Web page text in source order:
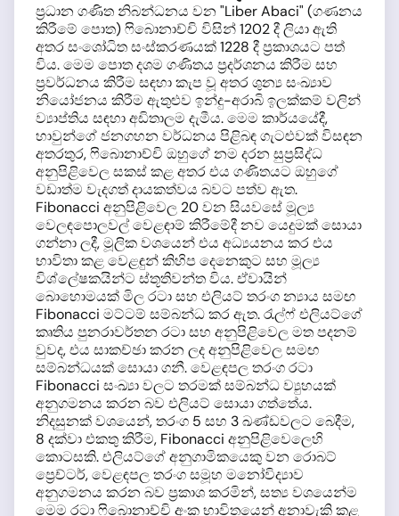
ප්‍රධාන ගණිත නිබන්ධනය වන "Liber Abaci" (ගණනය
කිරීමේ පොත) ෆිබොනාච්චි විසින් 1202 දී ලියා ඇති
අතර සංශෝධිත සංස්කරණයක් 1228 දී ප්‍රකාශයට පත්
විය. මෙම පොත දශම ගණිතය ප්‍රදර්ශනය කිරීම සහ
ප්‍රවර්ධනය කිරීම සඳහා කැප වූ අතර ශුන්‍ය සංඛ්‍යාව
නියෝජනය කිරීම ඇතුළුව ඉන්දු-අරාබි ඉලක්කම් වලින්
ව්‍යාප්තිය සඳහා අඩිතාලම දැමීය. මෙම කාර්යයේදී,
හාවුන්ගේ ජනගහන වර්ධනය පිළිබඳ ගැටළුවක් විසඳන
අතරතුර, ෆිබොනාච්චි ඔහුගේ නම දරන සුප්‍රසිද්ධ
අනුපිළිවෙල සකස් කළ අතර එය ගණිතයට ඔහුගේ
වඩාත්ම වැදගත් දායකත්වය බවට පත්ව ඇත.
Fibonacci අනුපිළිවෙල 20 වන සියවසේ මූල්‍ය
වෙලඳපොලවල් වෙළඳාම් කිරීමේදී නව යෙදුමක් සොයා
ගන්නා ලදී, මූලික වශයෙන් එය අධ්‍යයනය කර එය
භාවිතා කළ වෙළඳුන් කිහිප දෙනෙකුට සහ මූල්‍ය
විශ්ලේෂකයින්ට ස්තූතිවන්ත විය. ඒවායින්
බොහොමයක් මිල රටා සහ එලියට් තරංග න්‍යාය සමඟ
Fibonacci මට්ටම් සම්බන්ධ කර ඇත. රැල්ෆ් එලියට්ගේ
කෘතිය පුනරාවර්තන රටා සහ අනුපිළිවෙල මත පදනම්
වුවද, එය සාකච්ඡා කරන ලද අනුපිළිවෙල සමඟ
සම්බන්ධයක් සොයා ගනී. වෙළඳපල තරංග රටා
Fibonacci සංඛ්‍යා වලට තරමක් සම්බන්ධ ව්‍යුහයක්
අනුගමනය කරන බව එලියට් සොයා ගත්තේය.
නිදසුනක් වශයෙන්, තරංග 5 සහ 3 ඛණ්ඩවලට බෙදීම,
8 දක්වා එකතු කිරීම, Fibonacci අනුපිළිවෙලෙහි
කොටසකි. එලියට්ගේ අනුගාමිකයෙකු වන රොබට්
ප්‍රෙච්ටර්, වෙළඳපල තරංග සමූහ මනෝවිද්‍යාව
අනුගමනය කරන බව ප්‍රකාශ කරමින්, සත්‍ය වශයෙන්ම
මෙම රටා ෆිබොනාච්චි අංක භාවිතයෙන් අනාවැකි කළ